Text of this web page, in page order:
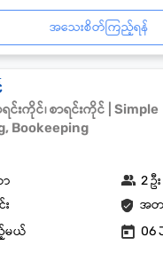
အသေးစိတ်ကြည့်ရန်
းကိုင်၊ စာရင်းကိုင် | Simple
Bookeeping
အတ
2 ဦး
မယ် 06